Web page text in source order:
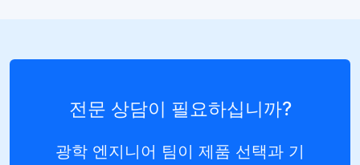
전문 상담이 필요하십니까?
광학 엔지니어 팀이 제품 선택과 기